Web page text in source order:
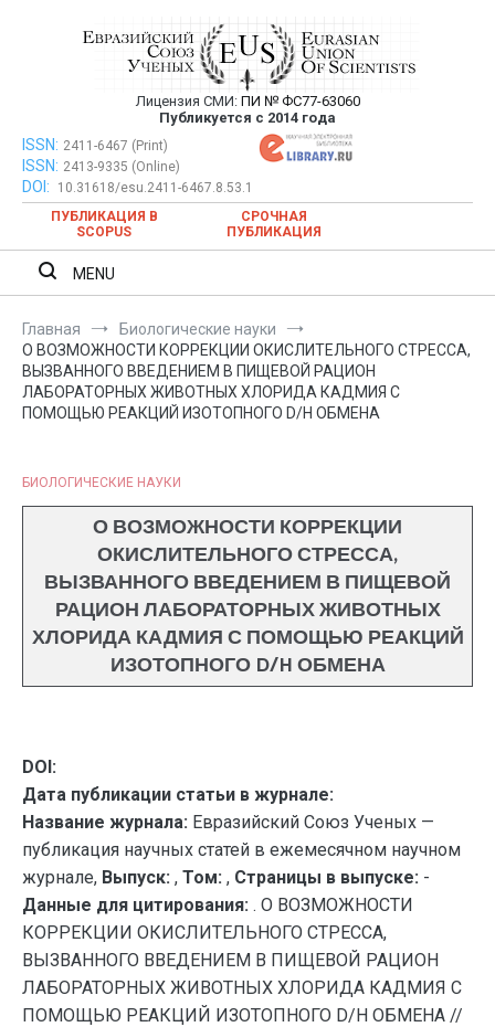
Евразийский Союз Ученых —
публикация научных статей в
ежемесячном научном журнале
Лицензия СМИ: ПИ № ФС77-63060
Публикуется с 2014 года
Евразийский Союз Ученых — публикация научных статей в
ежемесячном научном журнале
ISSN: 2411-6467 (Print)
ISSN: 2413-9335 (Online)
DOI:
10.31618/esu.2411-6467.8.53.1
ПУБЛИКАЦИЯ В
SCOPUS
СРОЧНАЯ
ПУБЛИКАЦИЯ
MENU
Главная
Биологические науки
О ВОЗМОЖНОСТИ КОРРЕКЦИИ ОКИСЛИТЕЛЬНОГО СТРЕССА,
ВЫЗВАННОГО ВВЕДЕНИЕМ В ПИЩЕВОЙ РАЦИОН
ЛАБОРАТОРНЫХ ЖИВОТНЫХ ХЛОРИДА КАДМИЯ С
ПОМОЩЬЮ РЕАКЦИЙ ИЗОТОПНОГО D/H ОБМЕНА
БИОЛОГИЧЕСКИЕ НАУКИ
О ВОЗМОЖНОСТИ КОРРЕКЦИИ
ОКИСЛИТЕЛЬНОГО СТРЕССА,
ВЫЗВАННОГО ВВЕДЕНИЕМ В ПИЩЕВОЙ
РАЦИОН ЛАБОРАТОРНЫХ ЖИВОТНЫХ
ХЛОРИДА КАДМИЯ С ПОМОЩЬЮ РЕАКЦИЙ
ИЗОТОПНОГО D/H ОБМЕНА
DOI:
Дата публикации статьи в журнале:
Название журнала: Евразийский Союз Ученых —
публикация научных статей в ежемесячном научном
журнале, Выпуск: , Том: , Страницы в выпуске: -
Данные для цитирования: . О ВОЗМОЖНОСТИ
КОРРЕКЦИИ ОКИСЛИТЕЛЬНОГО СТРЕССА,
ВЫЗВАННОГО ВВЕДЕНИЕМ В ПИЩЕВОЙ РАЦИОН
ЛАБОРАТОРНЫХ ЖИВОТНЫХ ХЛОРИДА КАДМИЯ С
ПОМОЩЬЮ РЕАКЦИЙ ИЗОТОПНОГО D/H ОБМЕНА //